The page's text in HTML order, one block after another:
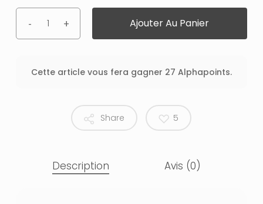
initial
14.90€.
Ajouter Au Panier
Cette article vous fera gagner 27 Alphapoints.
Share 5
Description Avis (0)